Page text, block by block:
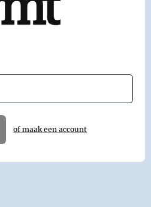
of maak een account